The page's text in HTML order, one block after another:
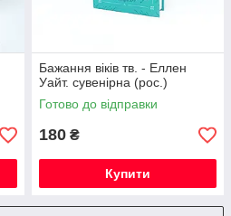
Бажання віків тв. - Еллен
Уайт. сувенірна (рос.)
Готово до відправки
180 ₴
Купити